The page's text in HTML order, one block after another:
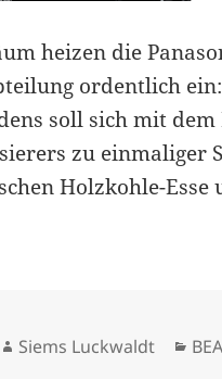
heizen die
ordentlich
soll sich mit
zu einmaliger
Holzkohle-
Autor
Siems Luckwaldt